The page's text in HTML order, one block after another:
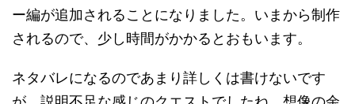
ー編が追加されることになりました。いまから制作
されるので、少し時間がかかるとおもいます。
ネタバレになるのであまり詳しくは書けないです